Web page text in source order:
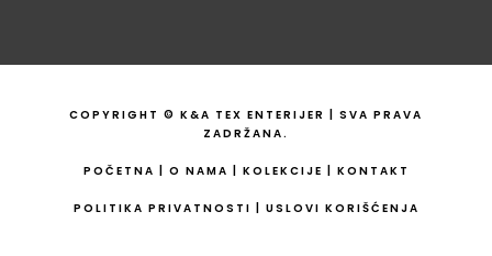
COPYRIGHT © K&A TEX ENTERIJER | SVA PRAVA
ZADRŽANA.
POČETNA O NAMA KOLEKCIJE KONTAKT
POLITIKA PRIVATNOSTI USLOVI KORIŠĆENJA